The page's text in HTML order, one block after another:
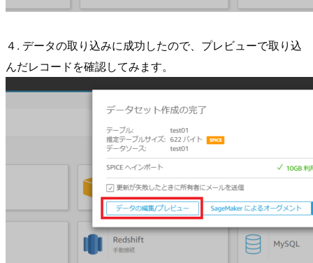
４. データの取り込みに成功したので、プレビューで取り込
んだレコードを確認してみます。